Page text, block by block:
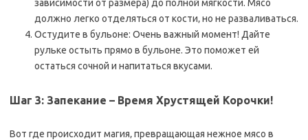
зависимости от размера) до полной мягкости. Мясо
должно легко отделяться от кости‚ но не разваливаться.
Остудите в бульоне: Очень важный момент! Дайте
рульке остыть прямо в бульоне. Это поможет ей
остаться сочной и напитаться вкусами.
Шаг 3: Запекание – Время Хрустящей Корочки!
Вот где происходит магия‚ превращающая нежное мясо в